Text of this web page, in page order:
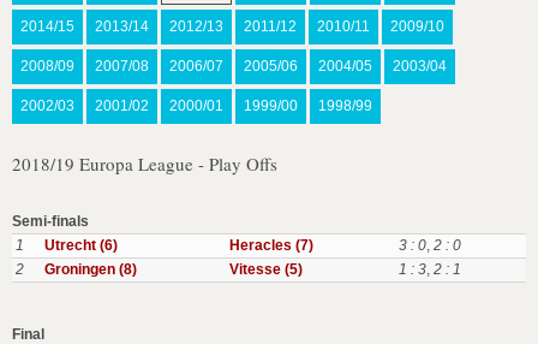
2014/15 2013/14 2012/13 2011/12 2010/11 2009/10
2008/09 2007/08 2006/07 2005/06 2004/05 2003/04
2002/03 2001/02 2000/01 1999/00 1998/99
2018/19 Europa League - Play Offs
Semi-finals
1
Utrecht (6) Heracles (7) 3 : 0, 2 : 0
2
Groningen (8) Vitesse (5) 1 : 3, 2 : 1
Final